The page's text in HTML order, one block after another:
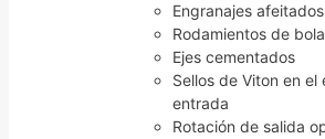
Engranajes afeitados
Rodamientos de
Ejes cementados
Sellos de Viton en el
entrada
Rotación de salida